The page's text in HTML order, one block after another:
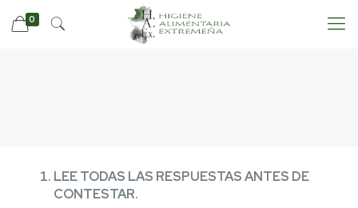
0
LEE TODAS LAS RESPUESTAS ANTES DE
CONTESTAR.